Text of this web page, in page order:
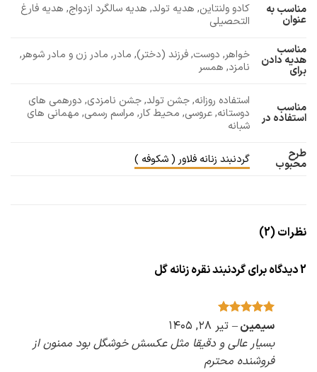
مناسب به
عنوان
کادو ولنتاین, هدیه تولد, هدیه سالگرد ازدواج, هدیه فارغ
التحصیلی
مناسب
هدیه دادن
برای
خواهر, دوست, فرزند (دختر), مادر, مادر زن و مادر شوهر,
نامزد, همسر
مناسب
استفاده در
استفاده روزانه, جشن تولد, جشن نامزدی, دورهمی های
دوستانه, عروسی, محیط کار, مراسم رسمی, مهمانی های
شبانه
طرح
محبوب گردنبند زنانه فلاور ( شکوفه )
نظرات (2)
2 دیدگاه برای گردنبند نقره زنانه گل
امتیاز5 از سیمین– تیر ۲۸, ۱۴۰۵
بسیار عالی و دقیقا مثل عکسش خوشگل بود ممنون از
فروشنده محترم